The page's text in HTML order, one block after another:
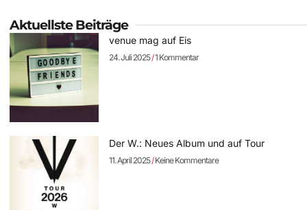
Aktuellste Beiträge
venue mag auf Eis
24. Juli 2025 1 Kommentar
Der W.: Neues Album und auf Tour
11. April 2025 Keine Kommentare